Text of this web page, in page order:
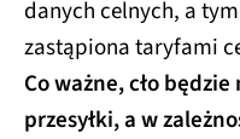
danych celnych, a
zastąpiona taryfami
Co ważne, cło
przesyłki, a w